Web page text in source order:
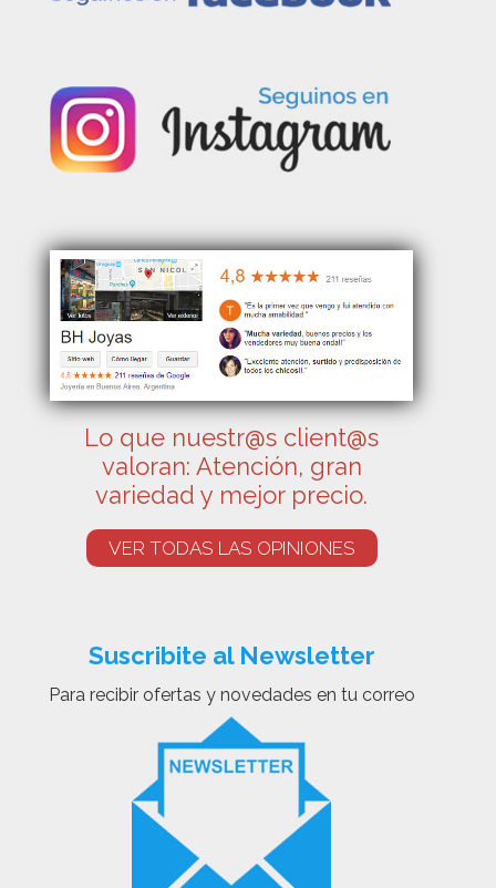
Lo que nuestr@s client@s
valoran: Atención, gran
variedad y mejor precio.
VER TODAS LAS OPINIONES
Suscribite al Newsletter
Para recibir ofertas y novedades en tu correo